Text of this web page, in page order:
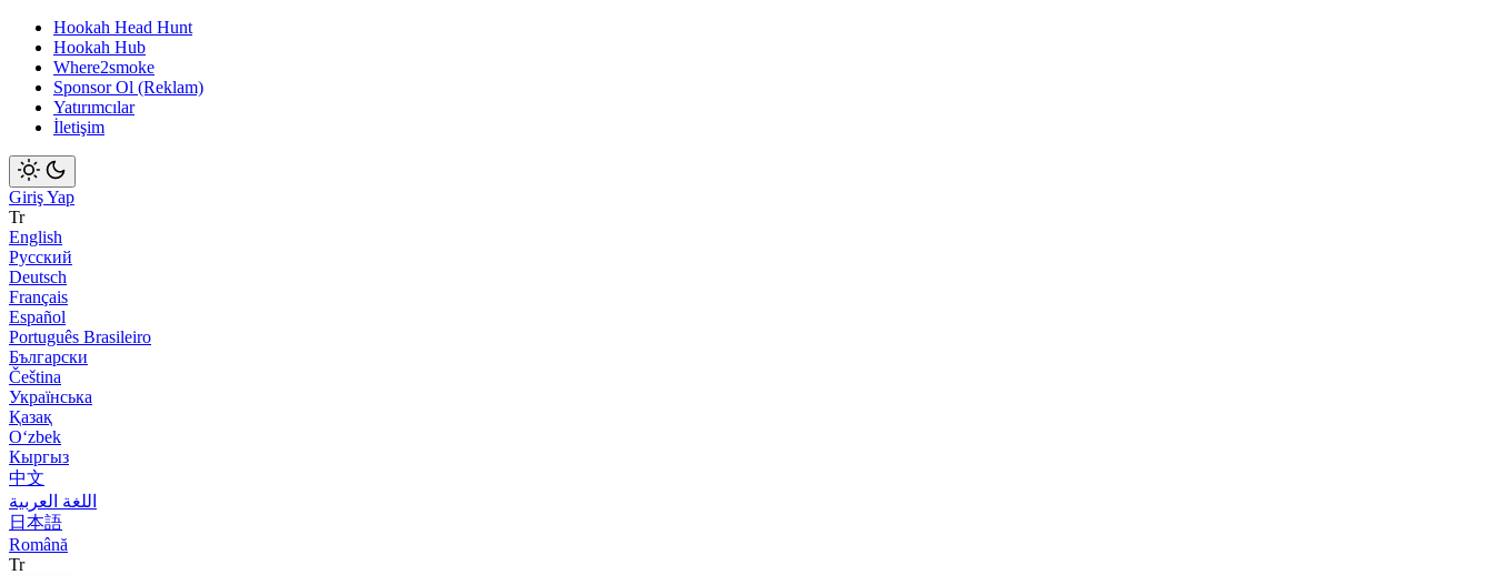
Hookah Head Hunt
Hookah Hub
Where2smoke
Sponsor Ol (Reklam)
Yatırımcılar
İletişim
Giriş Yap
Tr
English
Русский
Deutsch
Français
Español
Português Brasileiro
Български
Čeština
Українська
Қазақ
Оʻzbek
Кыргыз
中文
اللغة العربية
日本語
Română
Tr